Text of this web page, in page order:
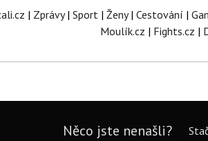
| Zprávy| Sport| Ženy| Cestování |
Moulík.cz | Fights.cz |
Něco jste nenašli?